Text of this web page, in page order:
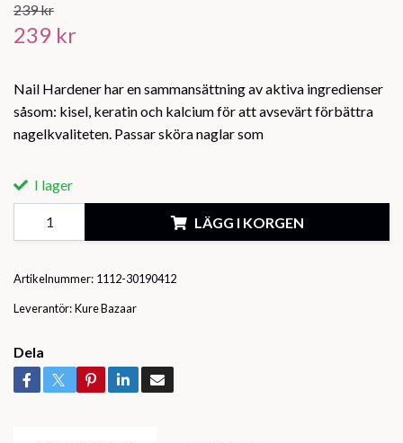
239 kr
239 kr
Nail Hardener har en sammansättning av aktiva ingredienser
såsom: kisel, keratin och kalcium för att avsevärt förbättra
nagelkvaliteten. Passar sköra naglar som
I lager
LÄGG I KORGEN
Artikelnummer: 1112-30190412
Leverantör:Kure Bazaar
Dela